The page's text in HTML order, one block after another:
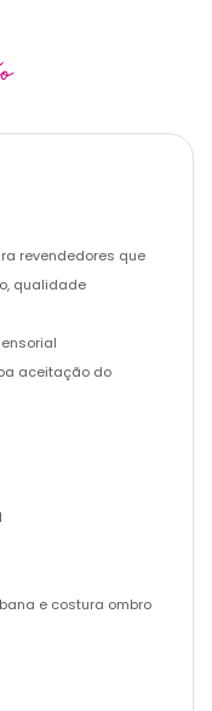
revendedores que
qualidade
aceitação do
e costura ombro